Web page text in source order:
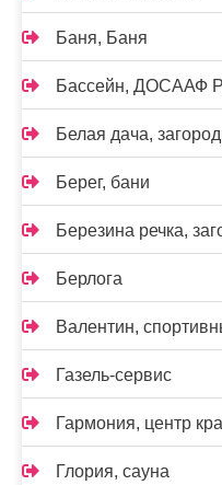
Баня, Баня
Бассейн, ДОСААФ
Белая дача,
Берег, бани
Березина речка,
Берлога
Валентин,
Газель-сервис
Гармония, центр
Глория, сауна